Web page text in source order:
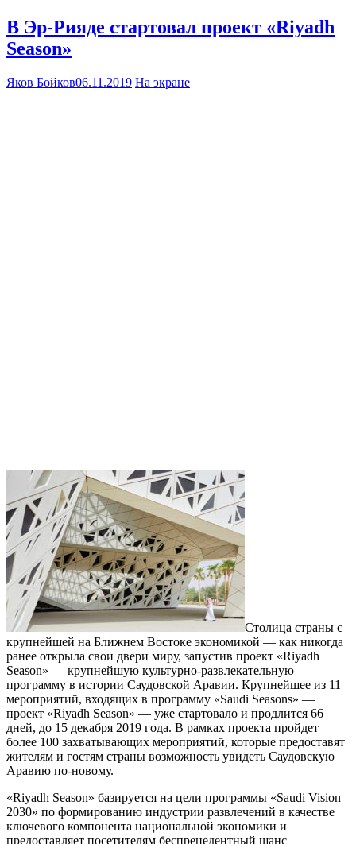
В Эр-Рияде стартовал проект «Riyadh
Season»
Яков Бойков06.11.2019 На экране
Столица страны с
крупнейшей на Ближнем Востоке экономикой — как никогда
ранее открыла свои двери миру, запустив проект «Riyadh
Season» — крупнейшую культурно-развлекательную
программу в истории Саудовской Аравии. Крупнейшее из 11
мероприятий, входящих в программу «Saudi Seasons» —
проект «Riyadh Season» — уже стартовало и продлится 66
дней, до 15 декабря 2019 года. В рамках проекта пройдет
более 100 захватывающих мероприятий, которые предоставят
жителям и гостям страны возможность увидеть Саудовскую
Аравию по-новому.
«Riyadh Season» базируется на цели программы «Saudi Vision
2030» по формированию индустрии развлечений в качестве
ключевого компонента национальной экономики и
предоставляет посетителям беспрецедентный шанс